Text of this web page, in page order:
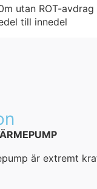
utan ROT-avdrag
till innedel
är extremt